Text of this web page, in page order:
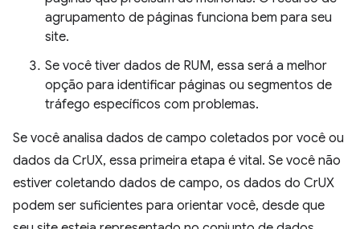
agrupamento de páginas funciona bem para seu
site.
Se você tiver dados de RUM, essa será a melhor
opção para identificar páginas ou segmentos de
tráfego específicos com problemas.
Se você analisa dados de campo coletados por você ou
dados da CrUX, essa primeira etapa é vital. Se você não
estiver coletando dados de campo, os dados do CrUX
podem ser suficientes para orientar você, desde que